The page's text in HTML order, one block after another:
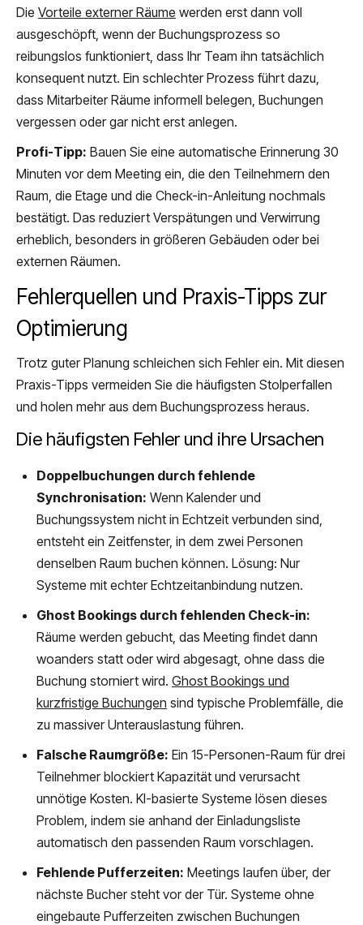
Die Vorteile externer Räume werden erst dann voll
ausgeschöpft, wenn der Buchungsprozess so
reibungslos funktioniert, dass Ihr Team ihn tatsächlich
konsequent nutzt. Ein schlechter Prozess führt dazu,
dass Mitarbeiter Räume informell belegen, Buchungen
vergessen oder gar nicht erst anlegen.
Profi-Tipp: Bauen Sie eine automatische Erinnerung 30
Minuten vor dem Meeting ein, die den Teilnehmern den
Raum, die Etage und die Check-in-Anleitung nochmals
bestätigt. Das reduziert Verspätungen und Verwirrung
erheblich, besonders in größeren Gebäuden oder bei
externen Räumen.
Fehlerquellen und Praxis-Tipps zur
Optimierung
Trotz guter Planung schleichen sich Fehler ein. Mit diesen
Praxis-Tipps vermeiden Sie die häufigsten Stolperfallen
und holen mehr aus dem Buchungsprozess heraus.
Die häufigsten Fehler und ihre Ursachen
Doppelbuchungen durch fehlende
Synchronisation: Wenn Kalender und
Buchungssystem nicht in Echtzeit verbunden sind,
entsteht ein Zeitfenster, in dem zwei Personen
denselben Raum buchen können. Lösung: Nur
Systeme mit echter Echtzeitanbindung nutzen.
Ghost Bookings durch fehlenden Check-in:
Räume werden gebucht, das Meeting findet dann
woanders statt oder wird abgesagt, ohne dass die
Buchung storniert wird. Ghost Bookings und
kurzfristige Buchungen sind typische Problemfälle, die
zu massiver Unterauslastung führen.
Falsche Raumgröße: Ein 15-Personen-Raum für drei
Teilnehmer blockiert Kapazität und verursacht
unnötige Kosten. KI-basierte Systeme lösen dieses
Problem, indem sie anhand der Einladungsliste
automatisch den passenden Raum vorschlagen.
Fehlende Pufferzeiten: Meetings laufen über, der
nächste Bucher steht vor der Tür. Systeme ohne
eingebaute Pufferzeiten zwischen Buchungen